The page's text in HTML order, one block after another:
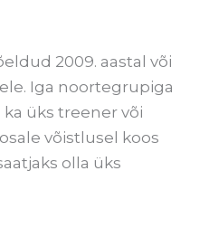
2009. aastal või
Iga noortegrupiga
ka üks treener või
võistlusel koos
olla üks